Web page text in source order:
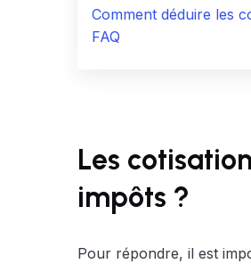
Comment déduire les
FAQ
Les
impôts ?
Pour répondre, il est